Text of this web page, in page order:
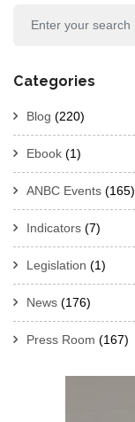
Categories
Blog (220)
Ebook (1)
ANBC Events (165)
Indicators (7)
Legislation (1)
News (176)
Press Room (167)